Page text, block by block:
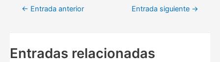
Navegación
← Entrada anterior Entrada siguiente →
Entradas relacionadas